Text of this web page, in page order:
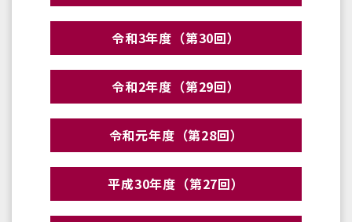
令和3年度（第30回）
令和2年度（第29回）
令和元年度（第28回）
平成30年度（第27回）